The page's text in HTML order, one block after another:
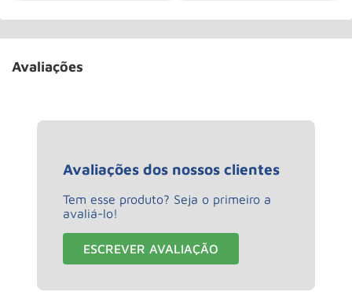
Avaliações
Avaliações dos nossos clientes
Tem esse produto? Seja o primeiro a
avaliá-lo!
ESCREVER AVALIAÇÃO